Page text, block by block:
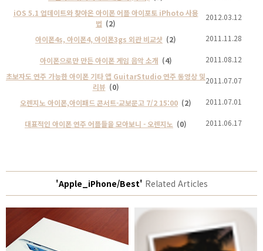
iOS 5.1 업데이트와 찾아온 아이폰 어플 아이포토 iPhoto 사용
법 (2)
2012.03.12
아이폰4s, 아이폰4, 아이폰3gs 외관 비교샷 (2) 2011.11.28
아이폰으로만 만든 아이폰 게임 음악 소개 (4)
2011.08.12
초보자도 연주 가능한 아이폰 기타 앱 GuitarStudio 연주 동영상 및
리뷰 (0)
2011.07.07
오렌지노 아이폰,아이패드 콘서트-교보문고 7/2 15:00 (2) 2011.07.01
대표적인 아이폰 연주 어플들을 모아보니 - 오렌지노 (0) 2011.06.17
'Apple_iPhone/Best' Related Articles